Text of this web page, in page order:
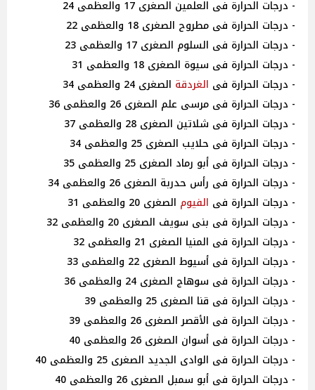
- درجات الحرارة فى العلمين الصغرى 17 والعظمى 24
- درجات الحرارة فى مطروح الصغرى 18 والعظمى 22
- درجات الحرارة فى السلوم الصغرى 17 والعظمى 23
- درجات الحرارة فى سيوة الصغرى 18 والعظمى 31
- درجات الحرارة فى الغردقة الصغرى 24 والعظمى 34
- درجات الحرارة فى مرسى علم الصغرى 26 والعظمى 36
- درجات الحرارة فى شلاتين الصغرى 28 والعظمى 37
- درجات الحرارة فى حلايب الصغرى 25 والعظمى 34
- درجات الحرارة فى أبو رماد الصغرى 25 والعظمى 35
- درجات الحرارة فى رأس حدربة الصغرى 26 والعظمى 34
- درجات الحرارة فى الفيوم الصغرى 20 والعظمى 31
- درجات الحرارة فى بنى سويف الصغرى 20 والعظمى 32
- درجات الحرارة فى المنيا الصغرى 21 والعظمى 32
- درجات الحرارة فى أسيوط الصغرى 22 والعظمى 33
- درجات الحرارة فى سوهاج الصغرى 24 والعظمى 36
- درجات الحرارة فى قنا الصغرى 25 والعظمى 39
- درجات الحرارة فى الأقصر الصغرى 26 والعظمى 39
- درجات الحرارة فى أسوان الصغرى 26 والعظمى 40
- درجات الحرارة فى الوادى الجديد الصغرى 25 والعظمى 40
- درجات الحرارة فى أبو سمبل الصغرى 26 والعظمى 40